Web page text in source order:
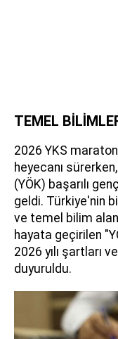
TEMEL
2026 YKS
heyecanı
(YÖK) başarılı
geldi. Türkiye'nin
ve temel bilim
hayata geçirilen
2026 yılı şartları
duyuruldu.